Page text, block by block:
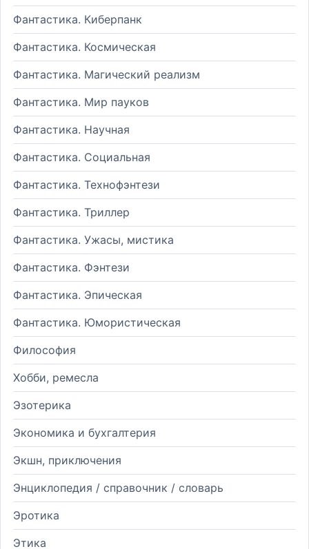
Фантастика. Киберпанк
Фантастика. Космическая
Фантастика. Магический реализм
Фантастика. Мир пауков
Фантастика. Научная
Фантастика. Социальная
Фантастика. Технофэнтези
Фантастика. Триллер
Фантастика. Ужасы, мистика
Фантастика. Фэнтези
Фантастика. Эпическая
Фантастика. Юмористическая
Философия
Хобби, ремесла
Эзотерика
Экономика и бухгалтерия
Экшн, приключения
Энциклопедия / справочник / словарь
Эротика
Этика